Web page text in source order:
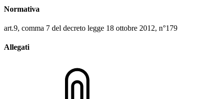
Normativa
art.9, comma 7 del decreto legge 18 ottobre 2012, n°179
Allegati